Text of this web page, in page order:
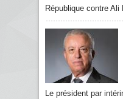
République contre
Le président par